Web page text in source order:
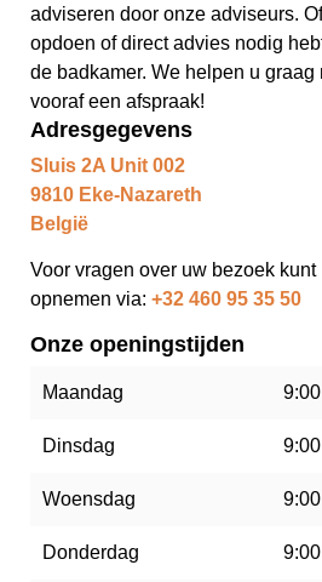
adviseren door onze adviseurs.
opdoen of direct advies nodig
de badkamer. We helpen u graag
vooraf een afspraak!
Adresgegevens
Sluis 2A Unit 002
9810 Eke-Nazareth
België
Voor vragen over uw bezoek
opnemen via: +32 460 95 35 50
Onze openingstijden
Maandag
Dinsdag
Woensdag
Donderdag